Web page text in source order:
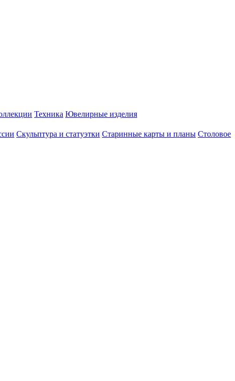
Техника Ювелирные изделия
Скульптура и статуэтки Старинные карты и планы Столовое